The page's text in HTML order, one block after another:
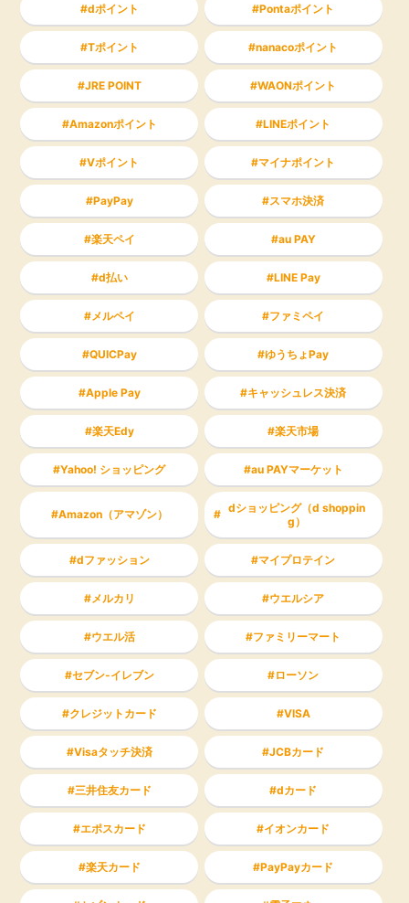
dポイント Pontaポイント
Tポイント nanacoポイント
JRE POINT WAONポイント
Amazonポイント LINEポイント
Vポイント マイナポイント
PayPay スマホ決済
楽天ペイ au PAY
d払い LINE Pay
メルペイ ファミペイ
QUICPay ゆうちょPay
Apple Pay キャッシュレス決済
楽天Edy 楽天市場
Yahoo! ショッピング au PAYマーケット
Amazon（アマゾン）
dショッピング（d shoppin
g）
dファッション マイプロテイン
メルカリ ウエルシア
ウエル活 ファミリーマート
セブン-イレブン ローソン
クレジットカード VISA
Visaタッチ決済 JCBカード
三井住友カード dカード
エポスカード イオンカード
楽天カード PayPayカード